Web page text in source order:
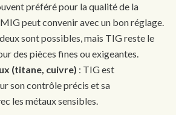
préféré pour la qualité de la
peut convenir avec un bon réglage.
sont possibles, mais TIG reste le
des pièces fines ou exigeantes.
(titane, cuivre) : TIG est
son contrôle précis et sa
les métaux sensibles.